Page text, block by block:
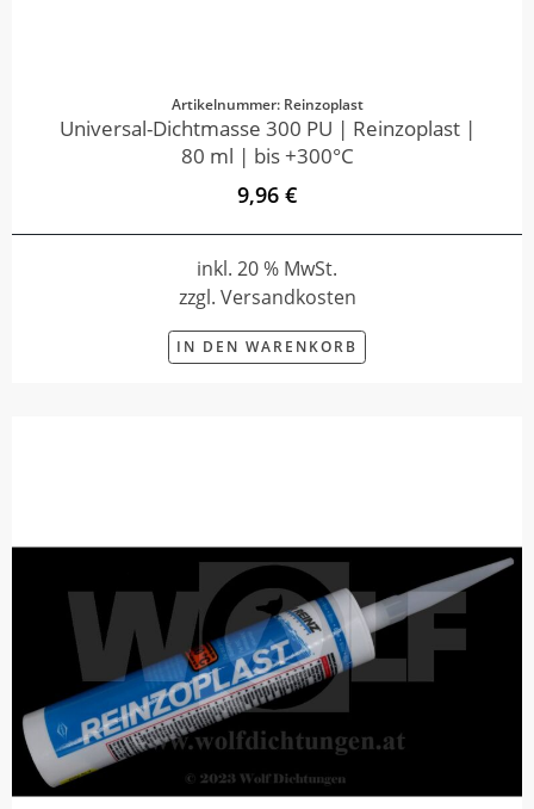
Artikelnummer: Reinzoplast
Universal-Dichtmasse 300 PU | Reinzoplast |
80 ml | bis +300°C
9,96 €
inkl. 20 % MwSt.
zzgl. Versandkosten
IN DEN WARENKORB